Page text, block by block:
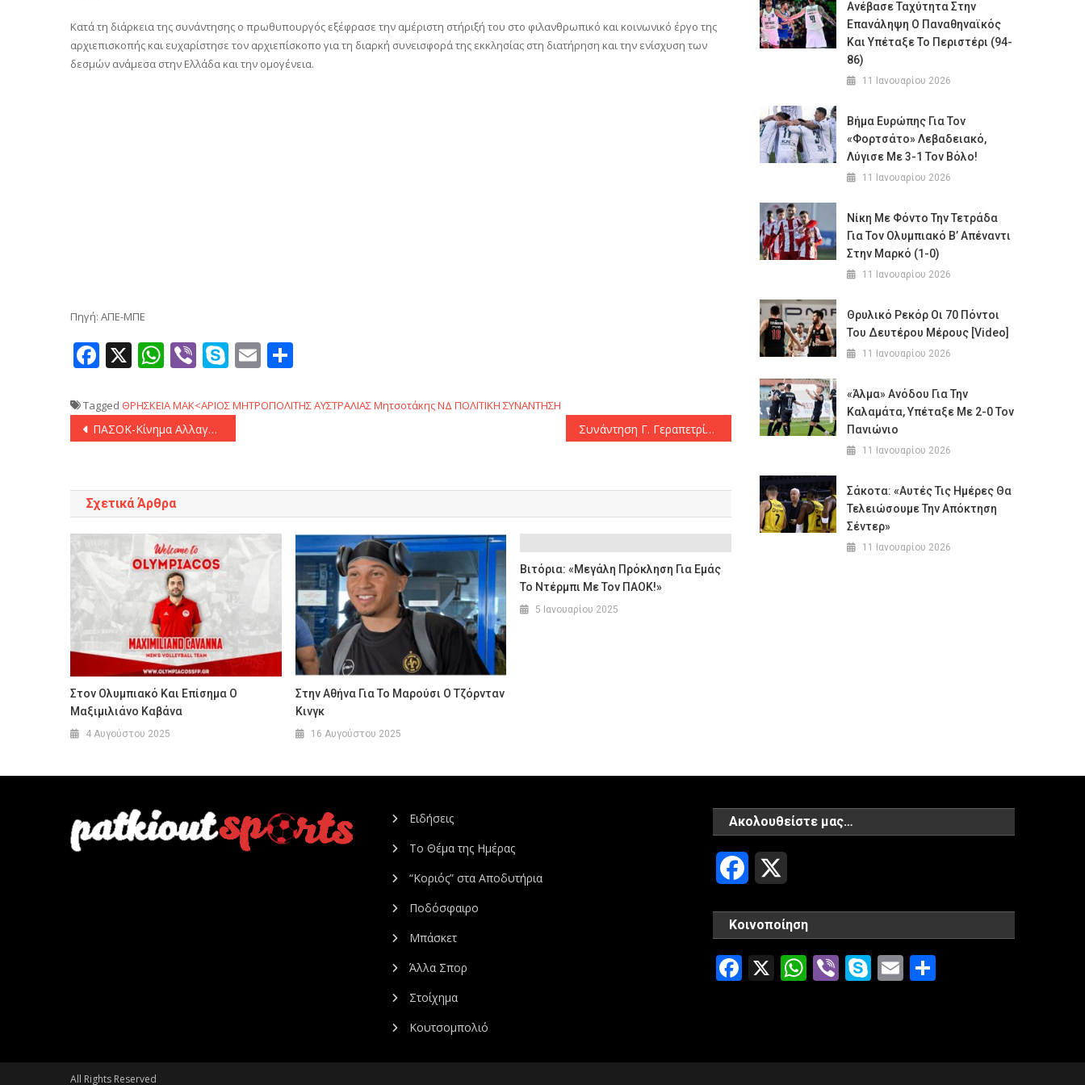
Κατά τη διάρκεια της συνάντησης ο πρωθυπουργός εξέφρασε την αμέριστη στήριξή του στο φιλανθρωπικό και κοινωνικό έργο της
αρχιεπισκοπής και ευχαρίστησε τον αρχιεπίσκοπο για τη διαρκή συνεισφορά της εκκλησίας στη διατήρηση και την ενίσχυση των
δεσμών ανάμεσα στην Ελλάδα και την ομογένεια.
Πηγή: ΑΠΕ-ΜΠΕ
Facebook
X WhatsApp
ViberSkype
Email
Tagged ΘΡΗΣΚΕΙΑΜΑΚ<ΑΡΙΟΣΜΗΤΡΟΠΟΛΙΤΗΣ ΑΥΣΤΡΑΛΙΑΣΜητσοτάκηςΝΔ ΠΟΛΙΤΙΚΗ ΣΥΝΑΝΤΗΣΗ
Πλοήγηση
ΠΑΣΟΚ-Κίνημα Αλλαγής: «Η κυβέρνηση έχει αποτύχει παταγωδώς να εγγυηθεί την ασφάλεια των πολιτών» Συνάντηση Γ. Γεραπετρίτη – Χ. Φιντάν στο περιθώριο της Συνόδου ΥΠΕΞ του ΝΑΤΟ
Σχετικά Άρθρα
Στον Ολυμπιακό Και Επίσημα Ο
Μαξιμιλιάνο Καβάνα
4 Αυγούστου 2025
Στην Αθήνα Για Το Μαρούσι Ο Τζόρνταν
Κινγκ
16 Αυγούστου 2025
Βιτόρια: «Μεγάλη Πρόκληση Για Εμάς
Το Ντέρμπι Με Τον ΠΑΟΚ!»
5 Ιανουαρίου 2025
Ανέβασε Ταχύτητα Στην
Επανάληψη Ο Παναθηναϊκός
Και Υπέταξε Το Περιστέρι (94-
86)
11 Ιανουαρίου 2026
Βήμα Ευρώπης Για Τον
«φορτσάτο» Λεβαδειακό,
Λύγισε Με 3-1 Τον Βόλο!
11 Ιανουαρίου 2026
Νίκη Με Φόντο Την Τετράδα
Για Τον Ολυμπιακό Β’ Απέναντι
Στην Μαρκό (1-0)
11 Ιανουαρίου 2026
Θρυλικό Ρεκόρ Οι 70 Πόντοι
Του Δευτέρου Μέρους [Video]
11 Ιανουαρίου 2026
«Άλμα» Ανόδου Για Την
Καλαμάτα, Υπέταξε Με 2-0 Τον
Πανιώνιο
11 Ιανουαρίου 2026
Σάκοτα: «Αυτές Τις Ημέρες Θα
Τελειώσουμε Την Απόκτηση
Σέντερ»
11 Ιανουαρίου 2026
Ειδήσεις
Το Θέμα της Ημέρας
“Κοριός” στα Αποδυτήρια
Ποδόσφαιρο
Μπάσκετ
Άλλα Σπορ
Στοίχημα
Κουτσομπολιό
Ακολουθείστε μας…
Facebook
Κοινοποίηση
Facebook
X WhatsApp
ViberSkype
Email
All Rights Reserved